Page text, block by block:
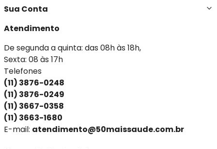
Sua Conta
Atendimento
De segunda a quinta: das 08h às 18h,
Sexta: 08 às 17h
Telefones
(11) 3876-0248
(11) 3876-0249
(11) 3667-0358
(11) 3663-1680
E-mail: atendimento@50maissaude.com.br